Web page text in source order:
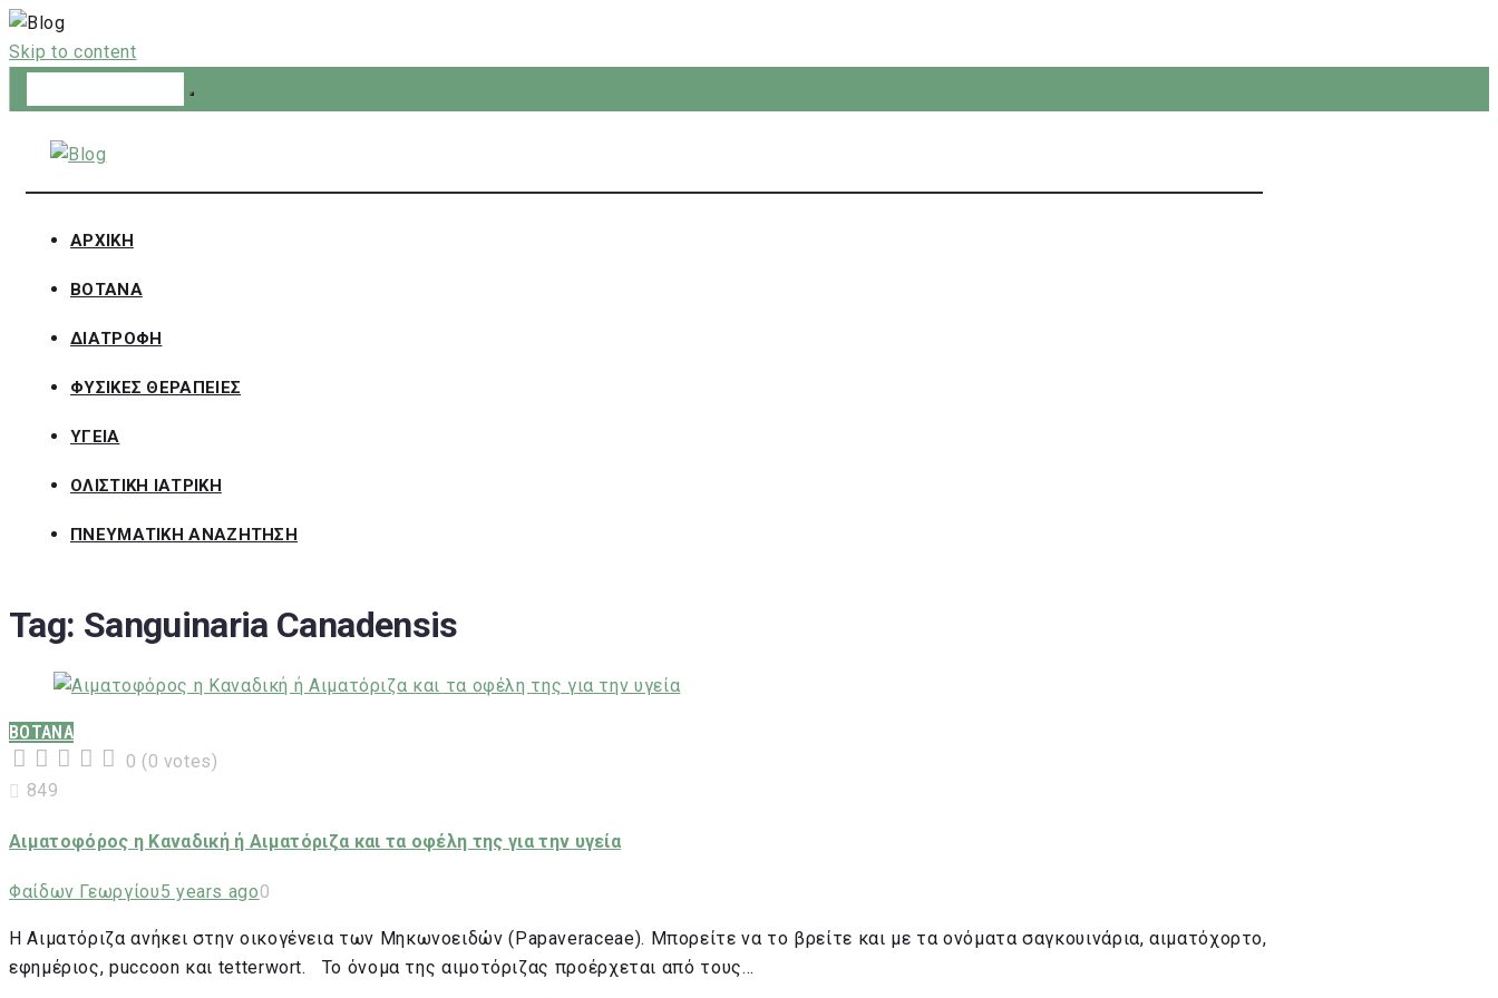
Skip to content
ΑΡΧΙΚΗ
ΒΟΤΑΝΑ
ΔΙΑΤΡΟΦΗ
ΦΥΣΙΚΕΣ ΘΕΡΑΠΕΙΕΣ
ΥΓΕΙΑ
ΟΛΙΣΤΙΚΗ ΙΑΤΡΙΚΗ
ΠΝΕΥΜΑΤΙΚΗ ΑΝΑΖΗΤΗΣΗ
Tag: Sanguinaria Canadensis
ΒΟΤΑΝΑ
2
1
0 (0 votes)
849
Αιματοφόρος η Καναδική ή Αιματόριζα και τα οφέλη της για την υγεία
Φαίδων Γεωργίου5 years ago0
Η Αιματόριζα ανήκει στην οικογένεια των Μηκωνοειδών (Papaveraceae). Μπορείτε να το βρείτε και με τα ονόματα σαγκουινάρια, αιματόχορτο,
εφημέριος, puccoon και tetterwort. Το όνομα της αιμοτόριζας προέρχεται από τους…